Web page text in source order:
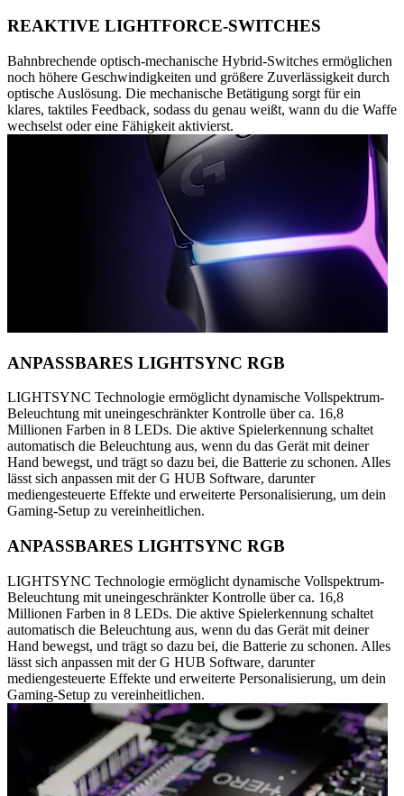
REAKTIVE LIGHTFORCE-SWITCHES
Bahnbrechende optisch-mechanische Hybrid-Switches ermöglichen
noch höhere Geschwindigkeiten und größere Zuverlässigkeit durch
optische Auslösung. Die mechanische Betätigung sorgt für ein
klares, taktiles Feedback, sodass du genau weißt, wann du die Waffe
wechselst oder eine Fähigkeit aktivierst.
ANPASSBARES LIGHTSYNC RGB
LIGHTSYNC Technologie ermöglicht dynamische Vollspektrum-
Beleuchtung mit uneingeschränkter Kontrolle über ca. 16,8
Millionen Farben in 8 LEDs. Die aktive Spielerkennung schaltet
automatisch die Beleuchtung aus, wenn du das Gerät mit deiner
Hand bewegst, und trägt so dazu bei, die Batterie zu schonen. Alles
lässt sich anpassen mit der G HUB Software, darunter
mediengesteuerte Effekte und erweiterte Personalisierung, um dein
Gaming-Setup zu vereinheitlichen.
ANPASSBARES LIGHTSYNC RGB
LIGHTSYNC Technologie ermöglicht dynamische Vollspektrum-
Beleuchtung mit uneingeschränkter Kontrolle über ca. 16,8
Millionen Farben in 8 LEDs. Die aktive Spielerkennung schaltet
automatisch die Beleuchtung aus, wenn du das Gerät mit deiner
Hand bewegst, und trägt so dazu bei, die Batterie zu schonen. Alles
lässt sich anpassen mit der G HUB Software, darunter
mediengesteuerte Effekte und erweiterte Personalisierung, um dein
Gaming-Setup zu vereinheitlichen.